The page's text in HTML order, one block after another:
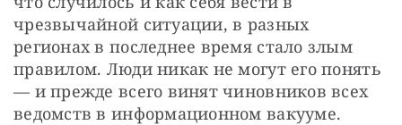
чрезвычайной ситуации, в разных
регионах в последнее время стало злым
правилом. Люди никак не могут его понять
— и прежде всего винят чиновников всех
ведомств в информационном вакууме.